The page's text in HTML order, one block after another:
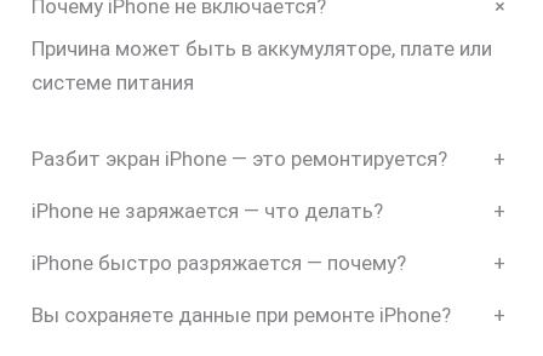
Почему iPhone не включается?
+
Причина может быть в аккумуляторе, плате или
системе питания
Разбит экран iPhone — это ремонтируется? +
iPhone не заряжается — что делать? +
iPhone быстро разряжается — почему? +
Вы сохраняете данные при ремонте iPhone? +